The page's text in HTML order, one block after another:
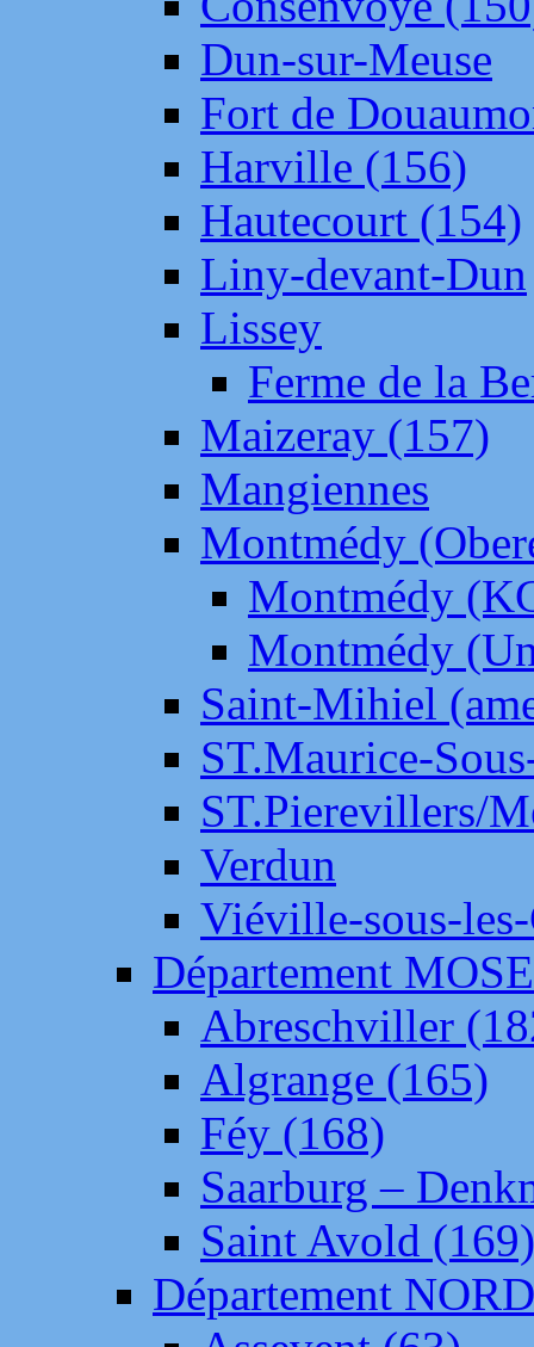
Dun-sur-Meuse
Fort de
Harville (156)
Hautecourt (154)
Liny-devant-Dun
Lissey
Ferme de la
Maizeray (157)
Mangiennes
Montmédy
Montmédy
Montmédy
Saint-Mihiel
ST.Maurice-
ST.Pierevillers/
Verdun
Viéville-sous-
Département
Abreschviller
Algrange (165)
Féy (168)
Saarburg –
Saint Avold (169)
Département NORD